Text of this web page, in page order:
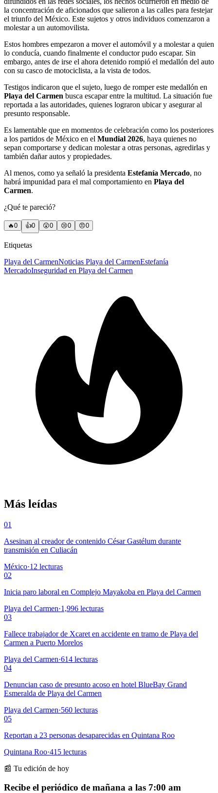
la concentración de aficionados que salieron a las calles para festejar
el triunfo del México. Este sujetos y otros individuos comenzaron a
molestar a un automovilista.
Estos hombres empezaron a mover el automóvil y a molestar a quien
lo conducía, cuando finalmente el conductor pudo escapar. Sin
embargo, antes de irse el ahora detenido rompió el medallón del auto
con su casco de motociclista, a la vista de todos.
Testigos indicaron que el sujeto, luego de romper este medallón en
Playa del Carmen busca escapar entre la multitud. La situación fue
reportada a las autoridades, quienes lograron ubicar y asegurar al
presunto responsable.
Es lamentable que en momentos de celebración como los posteriores
a los partidos de México en el Mundial 2026, haya quienes no
sepan comportarse y dedican molestar a otras personas, agredirlas y
también dañar autos y propiedades.
Al menos, como ya señaló la presidenta Estefanía Mercado, no
habrá impunidad para el mal comportamiento en Playa del
Carmen.
¿Qué te pareció?
🔥0 👍0 😲0 😢0 😠0
Etiquetas
Playa del CarmenNoticias Playa del CarmenEstefanía
MercadoInseguridad en Playa del Carmen
Más leídas
01
Asesinan al creador de contenido César Gastélum durante
transmisión en Culiacán
México·12 lecturas
02
Inicia paro laboral en Complejo Mayakoba en Playa del Carmen
Playa del Carmen·1,996 lecturas
03
Fallece trabajador de Xcaret en accidente en tramo de Playa del
Carmen a Puerto Morelos
Playa del Carmen·614 lecturas
04
Denuncian caso de presunto acoso en hotel BlueBay Grand
Esmeralda de Playa del Carmen
Playa del Carmen·560 lecturas
05
Reportan a 23 personas desaparecidas en Quintana Roo
Quintana Roo·415 lecturas
📰 Tu edición de hoy
Recibe el periódico de mañana a las 7:00 am